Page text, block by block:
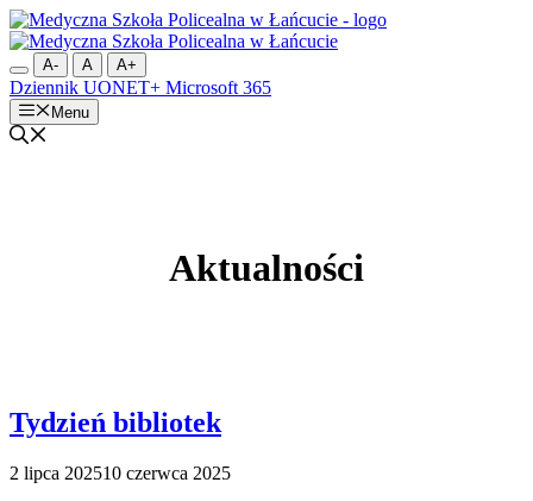
Przejdź
do
treściA- A A+
Dziennik UONET+ Microsoft 365
Menu
Aktualności
Tydzień bibliotek
2 lipca 202510 czerwca 2025